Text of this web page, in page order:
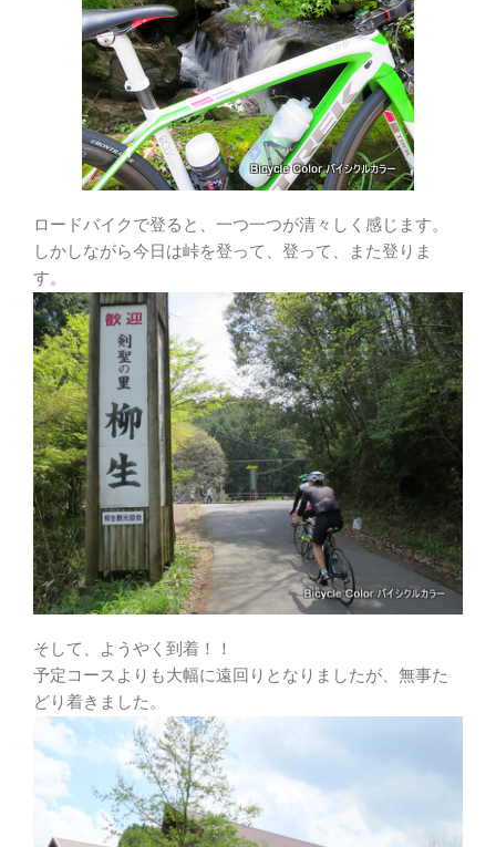
ロードバイクで登ると、一つ一つが清々しく感じます。
しかしながら今日は峠を登って、登って、また登りま
す。
そして、ようやく到着！！
予定コースよりも大幅に遠回りとなりましたが、無事た
どり着きました。